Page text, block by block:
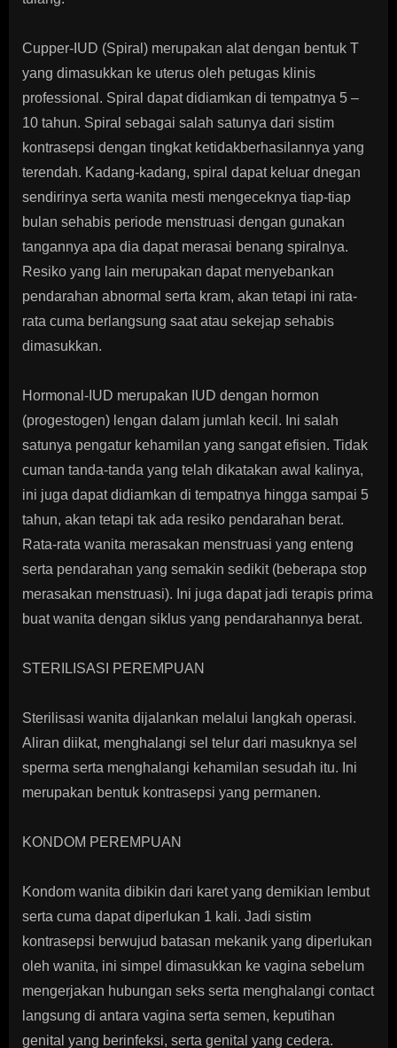
Cupper-IUD (Spiral) merupakan alat dengan bentuk T
yang dimasukkan ke uterus oleh petugas klinis
professional. Spiral dapat didiamkan di tempatnya 5 –
10 tahun. Spiral sebagai salah satunya dari sistim
kontrasepsi dengan tingkat ketidakberhasilannya yang
terendah. Kadang-kadang, spiral dapat keluar dnegan
sendirinya serta wanita mesti mengeceknya tiap-tiap
bulan sehabis periode menstruasi dengan gunakan
tangannya apa dia dapat merasai benang spiralnya.
Resiko yang lain merupakan dapat menyebankan
pendarahan abnormal serta kram, akan tetapi ini rata-
rata cuma berlangsung saat atau sekejap sehabis
dimasukkan.
Hormonal-IUD merupakan IUD dengan hormon
(progestogen) lengan dalam jumlah kecil. Ini salah
satunya pengatur kehamilan yang sangat efisien. Tidak
cuman tanda-tanda yang telah dikatakan awal kalinya,
ini juga dapat didiamkan di tempatnya hingga sampai 5
tahun, akan tetapi tak ada resiko pendarahan berat.
Rata-rata wanita merasakan menstruasi yang enteng
serta pendarahan yang semakin sedikit (beberapa stop
merasakan menstruasi). Ini juga dapat jadi terapis prima
buat wanita dengan siklus yang pendarahannya berat.
STERILISASI PEREMPUAN
Sterilisasi wanita dijalankan melalui langkah operasi.
Aliran diikat, menghalangi sel telur dari masuknya sel
sperma serta menghalangi kehamilan sesudah itu. Ini
merupakan bentuk kontrasepsi yang permanen.
KONDOM PEREMPUAN
Kondom wanita dibikin dari karet yang demikian lembut
serta cuma dapat diperlukan 1 kali. Jadi sistim
kontrasepsi berwujud batasan mekanik yang diperlukan
oleh wanita, ini simpel dimasukkan ke vagina sebelum
mengerjakan hubungan seks serta menghalangi contact
langsung di antara vagina serta semen, keputihan
genital yang berinfeksi, serta genital yang cedera.